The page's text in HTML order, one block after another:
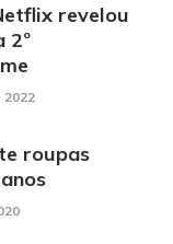
revelou
2º
roupas